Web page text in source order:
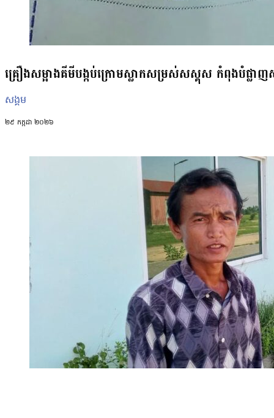
គ្រឿងសម្អាងគីមីបង្កប់ក្រោមស្លាកសម្រស់សស្គុស កំពុងបំផ្លាញសុ
សង្គម
២៩ កក្កដា ២០២៦